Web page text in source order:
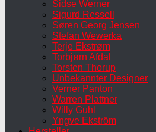
Sidse Werner
Sigurd Ressell
Søren Georg Jensen
Stefan Wewerka
Terje Ekstrøm
Torbjørn Afdal
Torsten Thorup
Unbekannter Designer
Verner Panton
Warren Plattner
Willy Guhl
Yngve Ekström